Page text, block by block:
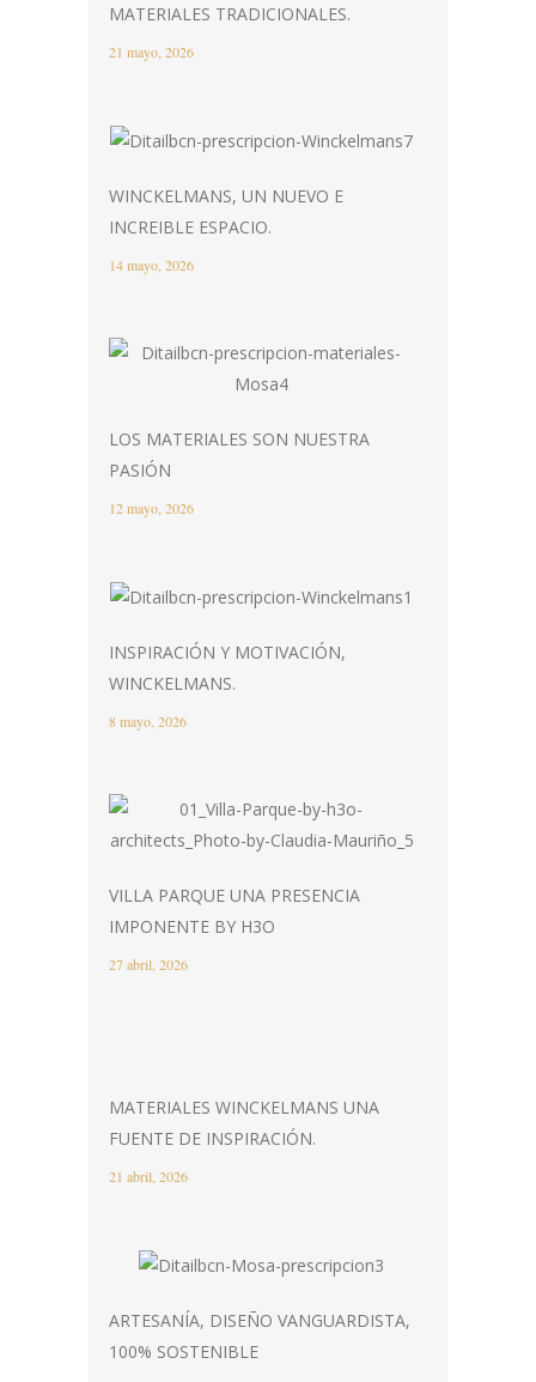
MATERIALES TRADICIONALES.
21 mayo, 2026
WINCKELMANS, UN NUEVO E
INCREIBLE ESPACIO.
14 mayo, 2026
LOS MATERIALES SON NUESTRA
PASIÓN
12 mayo, 2026
INSPIRACIÓN Y MOTIVACIÓN,
WINCKELMANS.
8 mayo, 2026
VILLA PARQUE UNA PRESENCIA
IMPONENTE BY H3O
27 abril, 2026
MATERIALES WINCKELMANS UNA
FUENTE DE INSPIRACIÓN.
21 abril, 2026
ARTESANÍA, DISEÑO VANGUARDISTA,
100% SOSTENIBLE